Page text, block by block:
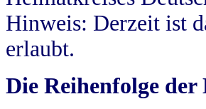
Hinweis: Derzeit ist
erlaubt.
Die Reihenfolge der